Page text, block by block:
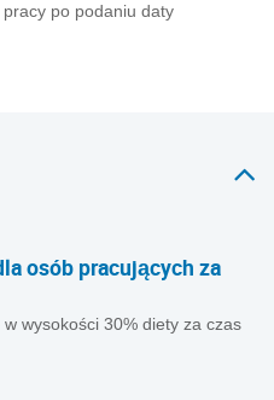
po podaniu daty
osób pracujących za
wysokości 30% diety za czas